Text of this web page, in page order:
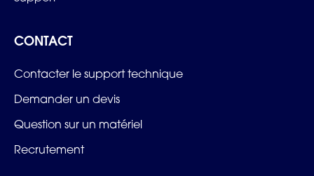
CONTACT
Contacter le support technique
Demander un devis
Question sur un matériel
Recrutement